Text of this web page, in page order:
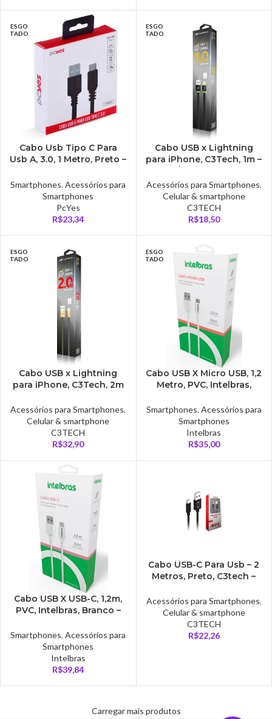
ESGO
TADO
Cabo Usb Tipo C Para
Usb A, 3.0, 1 Metro, Preto –
Smartphones,Acessórios para
Smartphones
PcYes
R$23,34
ESGO
TADO
Cabo USB x Lightning
para iPhone, C3Tech, 1m –
Acessórios para Smartphones,
Celular & smartphone
C3TECH
R$18,50
ESGO
TADO
Cabo USB x Lightning
para iPhone, C3Tech, 2m
Acessórios para Smartphones,
Celular & smartphone
C3TECH
R$32,90
ESGO
TADO
Cabo USB X Micro USB, 1,2
Metro, PVC, Intelbras,
Smartphones, Acessórios para
Smartphones
Intelbras
R$35,00
Cabo USB X USB-C, 1,2m,
PVC, Intelbras, Branco –
Smartphones,Acessórios para
Smartphones
Intelbras
R$39,84
Cabo USB-C Para Usb – 2
Metros, Preto, C3tech –
Acessórios para Smartphones,
Celular & smartphone
C3TECH
R$22,26
Carregar mais produtos